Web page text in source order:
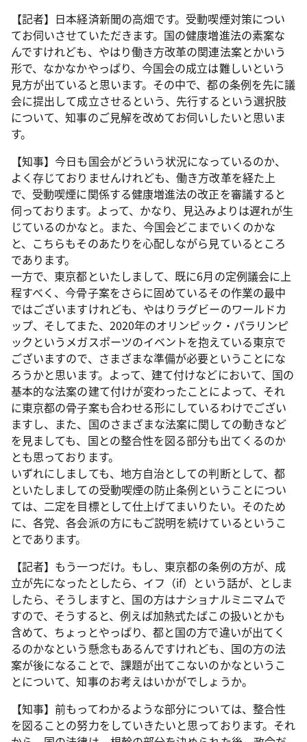
【記者】日本経済新聞の高畑です。受動喫煙対策につい
てお伺いさせていただきます。国の健康増進法の素案な
んですけれども、やはり働き方改革の関連法案とかいう
形で、なかなかやっぱり、今国会の成立は難しいという
見方が出ていると思います。その中で、都の条例を先に議
会に提出して成立させるという、先行するという選択肢
について、知事のご見解を改めてお伺いしたいと思いま
す。
【知事】今日も国会がどういう状況になっているのか、
よく存じておりませんけれども、働き方改革を経た上
で、受動喫煙に関係する健康増進法の改正を審議すると
伺っております。よって、かなり、見込みよりは遅れが生
じているのかなと。また、今国会どこまでいくのかな
と、こちらもそのあたりを心配しながら見ているところ
であります。
一方で、東京都といたしまして、既に6月の定例議会に上
程すべく、今骨子案をさらに固めているその作業の最中
ではございますけれども、やはりラグビーのワールドカ
ップ、そしてまた、2020年のオリンピック・パラリンピ
ックというメガスポーツのイベントを抱えている東京で
ございますので、さまざまな準備が必要ということにな
ろうかと思います。よって、建て付けなどにおいて、国の
基本的な法案の建て付けが変わったことによって、それ
に東京都の骨子案も合わせる形にしているわけでござい
ますし、また、国のさまざまな法案に関しての動きなど
を見ましても、国との整合性を図る部分も出てくるのか
とも思っております。
いずれにしましても、地方自治としての判断として、都
といたしましての受動喫煙の防止条例ということについ
ては、二定を目標として仕上げてまいりたい。そのため
に、各党、各会派の方にもご説明を続けているというこ
とであります。
【記者】もう一つだけ。もし、東京都の条例の方が、成
立が先になったとしたら、イフ（if）という話が、としま
したら、そうしますと、国の方はナショナルミニマムで
すので、そうすると、例えば加熱式たばこの扱いとかも
含めて、ちょっとやっぱり、都と国の方で違いが出てく
るのかなという懸念もあるんですけれども、国の方の法
案が後になることで、課題が出てこないのかなというこ
とについて、知事のお考えはいかがでしょうか。
【知事】前もってわかるような部分については、整合性
を図ることの努力をしていきたいと思っております。それ